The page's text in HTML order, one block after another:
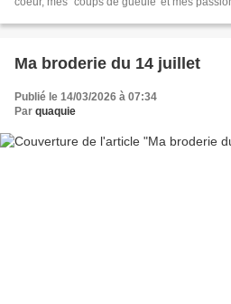
Ma broderie du 14 juillet
Publié le 14/03/2026 à 07:34
Par quaquie